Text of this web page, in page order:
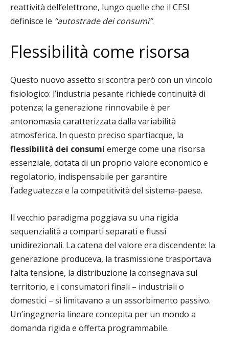
reattività dell’elettrone, lungo quelle che il CESI
definisce le “autostrade dei consumi”.
Flessibilità come risorsa
Questo nuovo assetto si scontra però con un vincolo
fisiologico: l’industria pesante richiede continuità di
potenza; la generazione rinnovabile è per
antonomasia caratterizzata dalla variabilità
atmosferica. In questo preciso spartiacque, la
flessibilità dei consumi emerge come una risorsa
essenziale, dotata di un proprio valore economico e
regolatorio, indispensabile per garantire
l’adeguatezza e la competitività del sistema-paese.
Il vecchio paradigma poggiava su una rigida
sequenzialità a comparti separati e flussi
unidirezionali. La catena del valore era discendente: la
generazione produceva, la trasmissione trasportava
l’alta tensione, la distribuzione la consegnava sul
territorio, e i consumatori finali – industriali o
domestici – si limitavano a un assorbimento passivo.
Un’ingegneria lineare concepita per un mondo a
domanda rigida e offerta programmabile.